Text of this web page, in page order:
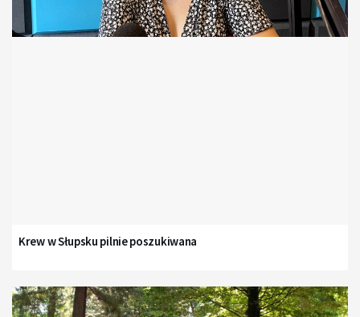
Krew w Słupsku pilnie poszukiwana